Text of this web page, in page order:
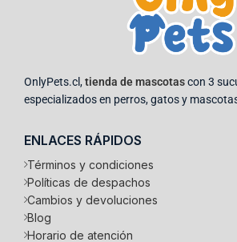
OnlyPets.cl,tienda de mascotascon 3
especializados en perros, gatos y
ENLACES RÁPIDOS
Términos y condiciones
Políticas de despachos
Cambios y devoluciones
Blog
Horario de atención